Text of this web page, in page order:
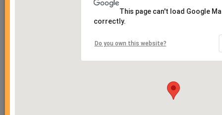
This page can't load Google
correctly.
Do you own this website?